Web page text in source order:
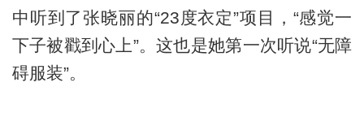
中听到了张晓丽的“23度衣定”项目，“感觉一
下子被戳到心上”。这也是她第一次听说“无障
碍服装”。